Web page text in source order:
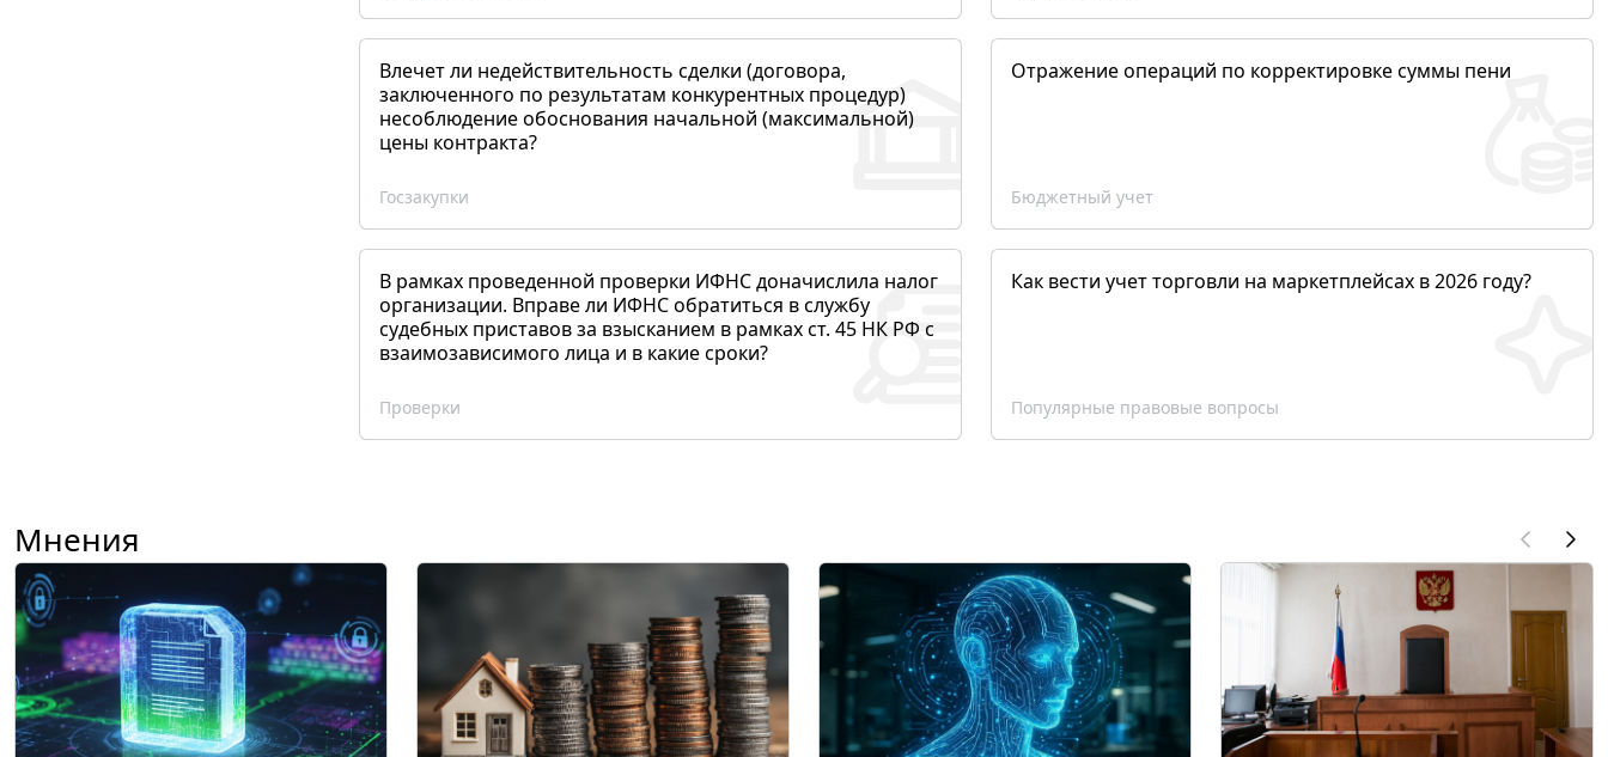
Влечет ли недействительность сделки (договора,
заключенного по результатам конкурентных процедур)
несоблюдение обоснования начальной (максимальной)
цены контракта?
Госзакупки
Отражение операций по корректировке суммы пени
Бюджетный учет
В рамках проведенной проверки ИФНС доначислила налог
организации. Вправе ли ИФНС обратиться в службу
судебных приставов за взысканием в рамках ст. 45 НК РФ с
взаимозависимого лица и в какие сроки?
Проверки
Как вести учет торговли на маркетплейсах в 2026 году?
Популярные правовые вопросы
Мнения